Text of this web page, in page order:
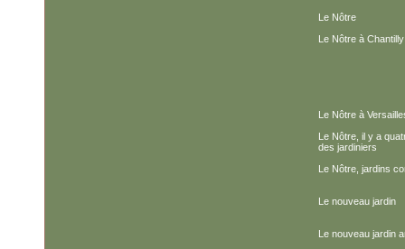
Le Nôtre
Le Nôtre à Chantilly
Le Nôtre à
Le Nôtre, il y a
des jardiniers
Le Nôtre, jardins
Le nouveau jardin
Le nouveau jardin